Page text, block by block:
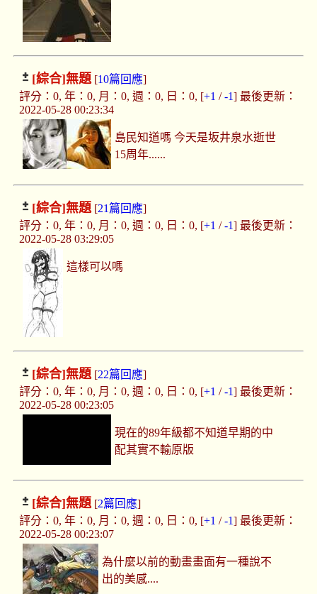
[綜合]無題[10篇回應]
評分：0, 年：0, 月：0, 週：0, 日：0, [+1 /-1] 最後更新：
2022-05-28 00:23:34
島民知道嗎 今天是坂井泉水逝世
15周年......
[綜合]無題[21篇回應]
評分：0, 年：0, 月：0, 週：0, 日：0, [+1 /-1] 最後更新：
2022-05-28 03:29:05
這樣可以嗎
[綜合]無題[22篇回應]
評分：0, 年：0, 月：0, 週：0, 日：0, [+1 /-1] 最後更新：
2022-05-28 00:23:05
現在的89年級都不知道早期的中
配其實不輸原版
[綜合]無題[2篇回應]
評分：0, 年：0, 月：0, 週：0, 日：0, [+1 /-1] 最後更新：
2022-05-28 00:23:07
為什麼以前的動畫畫面有一種說不
出的美感....